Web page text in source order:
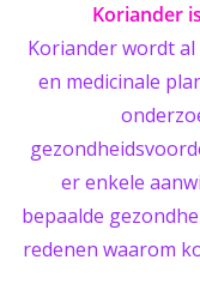
Koriander
Koriander wordt
en medicinale
er enkele
bepaalde
redenen waarom